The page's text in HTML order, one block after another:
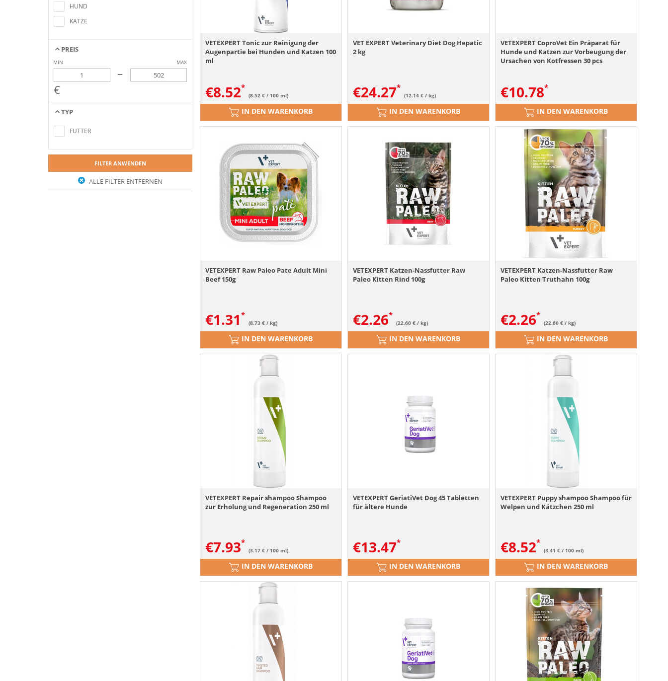
Suchkriterien übereinstimmen
HUND
KATZE
PREIS
MIN MAX
–
€
TYP
Suchkriterien übereinstimmen
FUTTER
FILTER ANWENDEN
ALLE FILTER ENTFERNEN
VETEXPERT Tonic zur Reinigung der
Augenpartie bei Hunden und Katzen 100
ml
€8.52 (8.52 € / 100 ml)
IN DEN WARENKORB
VET EXPERT Veterinary Diet Dog Hepatic
2 kg
€24.27 (12.14 € / kg)
IN DEN WARENKORB
VETEXPERT CoproVet Ein Präparat für
Hunde und Katzen zur Vorbeugung der
Ursachen von Kotfressen 30 pcs
€10.78
IN DEN WARENKORB
VETEXPERT Raw Paleo Pate Adult Mini
Beef 150g
€1.31 (8.73 € / kg)
IN DEN WARENKORB
VETEXPERT Katzen-Nassfutter Raw
Paleo Kitten Rind 100g
€2.26 (22.60 € / kg)
IN DEN WARENKORB
VETEXPERT Katzen-Nassfutter Raw
Paleo Kitten Truthahn 100g
€2.26 (22.60 € / kg)
IN DEN WARENKORB
VETEXPERT Repair shampoo Shampoo
zur Erholung und Regeneration 250 ml
€7.93 (3.17 € / 100 ml)
IN DEN WARENKORB
VETEXPERT GeriatiVet Dog 45 Tabletten
für ältere Hunde
€13.47
IN DEN WARENKORB
VETEXPERT Puppy shampoo Shampoo für
Welpen und Kätzchen 250 ml
€8.52 (3.41 € / 100 ml)
IN DEN WARENKORB